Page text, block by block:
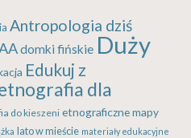
Antropologia dziś
domki fińskie Duży
Edukuj z
dla
do kieszeni etnograficzne mapy
lato w mieście materiały edukacyjne